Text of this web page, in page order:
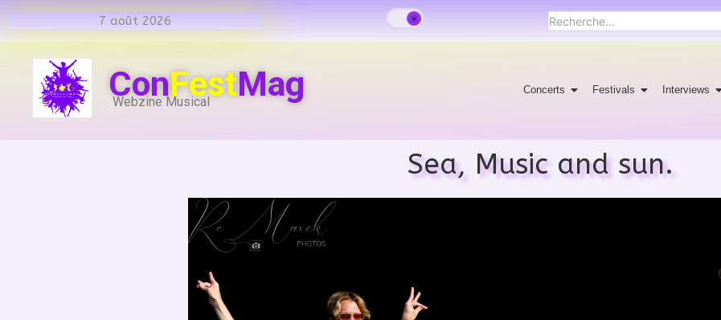
7 août 2026
ConFestMag
Webzine Musical
Concerts Festivals Interviews
Sea, Music and sun.